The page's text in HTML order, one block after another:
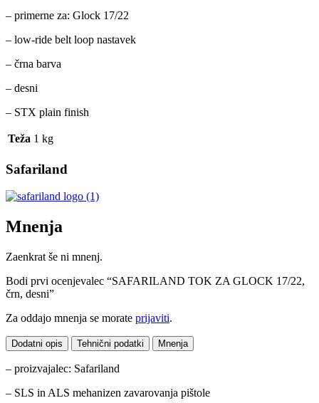
– primerne za: Glock 17/22
– low-ride belt loop nastavek
– črna barva
– desni
– STX plain finish
Teža 1 kg
Safariland
Mnenja
Zaenkrat še ni mnenj.
Bodi prvi ocenjevalec “SAFARILAND TOK ZA GLOCK 17/22,
črn, desni”
Za oddajo mnenja se morate prijaviti.
Dodatni opis Tehnični podatki Mnenja
– proizvajalec: Safariland
– SLS in ALS mehanizen zavarovanja pištole